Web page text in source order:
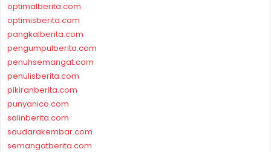
optimalberita.com
optimisberita.com
pangkalberita.com
pengumpulberita.com
penuhsemangat.com
penulisberita.com
pikiranberita.com
punyanico.com
salinberita.com
saudarakembar.com
semangatberita.com